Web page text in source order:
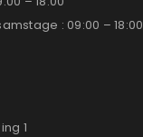
: 09:00 – 18:00
1